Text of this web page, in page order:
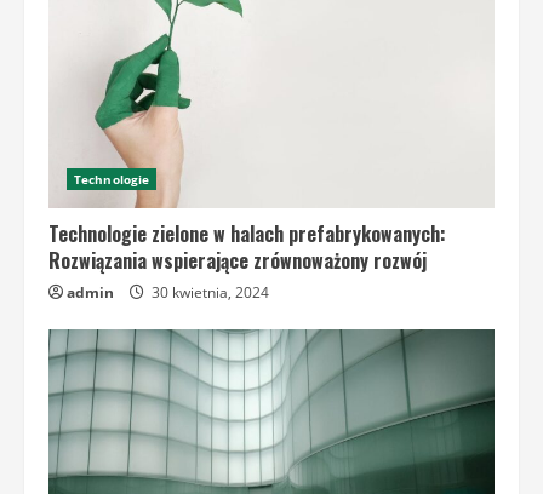
Technologie
Technologie zielone w halach prefabrykowanych:
Rozwiązania wspierające zrównoważony rozwój
admin 30 kwietnia, 2024